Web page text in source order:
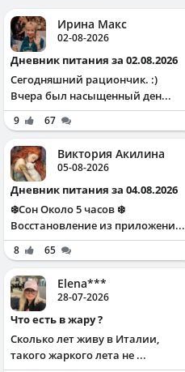
Ирина Макс
02-08-2026
Дневник питания за 02.08.2026
Сегодняшний рациончик. :)
Вчера был насыщенный ден...
9 67
Виктория Акилина
05-08-2026
Дневник питания за 04.08.2026
❄️Сон Около 5 часов ❄️
Восстановление из приложени...
8 65
Elena***
28-07-2026
Что есть в жару ?
Сколько лет живу в Италии,
такого жаркого лета не ...